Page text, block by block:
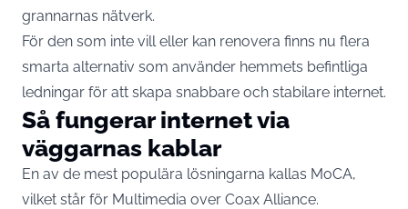
grannarnas nätverk.
För den som inte vill eller kan renovera finns nu flera
smarta alternativ som använder hemmets befintliga
ledningar för att skapa snabbare och stabilare internet.
Så fungerar internet via
väggarnas kablar
En av de mest populära lösningarna kallas MoCA,
vilket står för Multimedia over Coax Alliance.